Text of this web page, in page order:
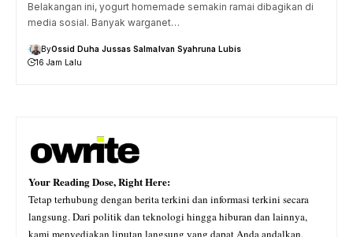
Belakangan ini, yogurt homemade semakin ramai dibagikan di
media sosial. Banyak warganet…
ByOssid Duha Jussas SalmaIvan Syahruna Lubis
16 Jam Lalu
Your Reading Dose, Right Here:
Tetap terhubung dengan berita terkini dan informasi terkini secara
langsung. Dari politik dan teknologi hingga hiburan dan lainnya,